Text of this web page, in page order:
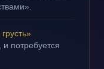
потребуется